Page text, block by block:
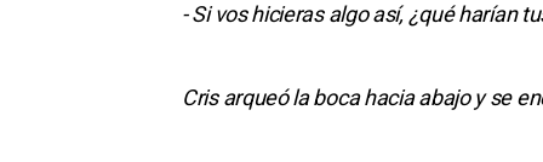
- Si vos hicieras algo así, ¿qué harían
Cris arqueó la boca hacia abajo y se